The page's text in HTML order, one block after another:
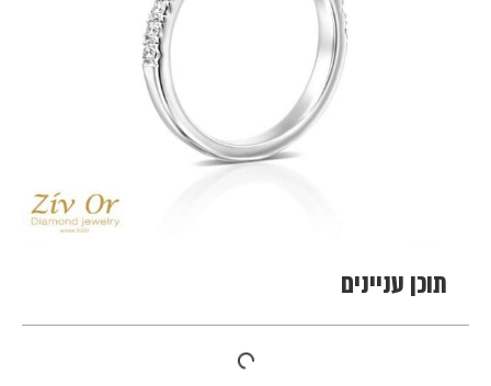
תוכן עניינים